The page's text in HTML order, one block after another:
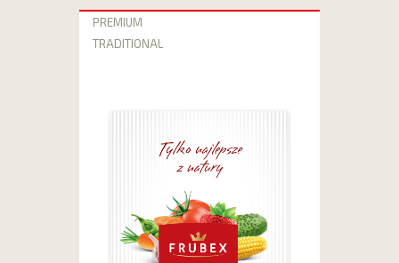
PREMIUM
TRADITIONAL